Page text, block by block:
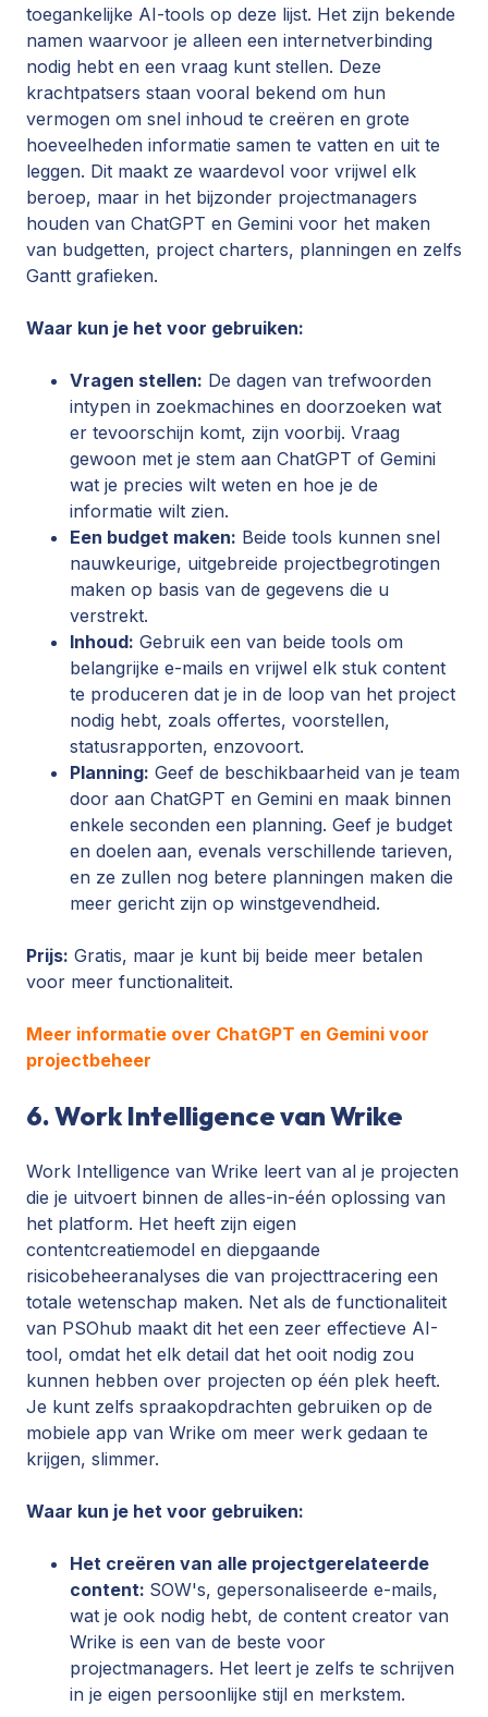
toegankelijke AI-tools op deze lijst. Het zijn bekende
namen waarvoor je alleen een internetverbinding
nodig hebt en een vraag kunt stellen. Deze
krachtpatsers staan vooral bekend om hun
vermogen om snel inhoud te creëren en grote
hoeveelheden informatie samen te vatten en uit te
leggen. Dit maakt ze waardevol voor vrijwel elk
beroep, maar in het bijzonder projectmanagers
houden van ChatGPT en Gemini voor het maken
van budgetten, project charters, planningen en zelfs
Gantt grafieken.
Waar kun je het voor gebruiken:
Vragen stellen: De dagen van trefwoorden
intypen in zoekmachines en doorzoeken wat
er tevoorschijn komt, zijn voorbij. Vraag
gewoon met je stem aan ChatGPT of Gemini
wat je precies wilt weten en hoe je de
informatie wilt zien.
Een budget maken: Beide tools kunnen snel
nauwkeurige, uitgebreide projectbegrotingen
maken op basis van de gegevens die u
verstrekt.
Inhoud: Gebruik een van beide tools om
belangrijke e-mails en vrijwel elk stuk content
te produceren dat je in de loop van het project
nodig hebt, zoals offertes, voorstellen,
statusrapporten, enzovoort.
Planning: Geef de beschikbaarheid van je team
door aan ChatGPT en Gemini en maak binnen
enkele seconden een planning. Geef je budget
en doelen aan, evenals verschillende tarieven,
en ze zullen nog betere planningen maken die
meer gericht zijn op winstgevendheid.
Prijs: Gratis, maar je kunt bij beide meer betalen
voor meer functionaliteit.
Meer informatie over ChatGPT en Gemini voor
projectbeheer
6. Work Intelligence van Wrike
Work Intelligence van Wrike leert van al je projecten
die je uitvoert binnen de alles-in-één oplossing van
het platform. Het heeft zijn eigen
contentcreatiemodel en diepgaande
risicobeheeranalyses die van projecttracering een
totale wetenschap maken. Net als de functionaliteit
van PSOhub maakt dit het een zeer effectieve AI-
tool, omdat het elk detail dat het ooit nodig zou
kunnen hebben over projecten op één plek heeft.
Je kunt zelfs spraakopdrachten gebruiken op de
mobiele app van Wrike om meer werk gedaan te
krijgen, slimmer.
Waar kun je het voor gebruiken:
Het creëren van alle projectgerelateerde
content: SOW's, gepersonaliseerde e-mails,
wat je ook nodig hebt, de content creator van
Wrike is een van de beste voor
projectmanagers. Het leert je zelfs te schrijven
in je eigen persoonlijke stijl en merkstem.